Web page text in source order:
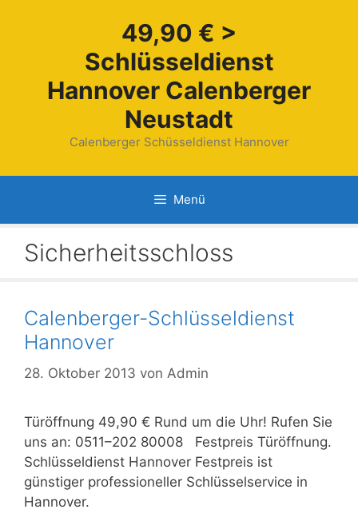
49,90 € >
Schlüsseldienst
Hannover Calenberger
Neustadt
Calenberger Schüsseldienst Hannover
Menü
Sicherheitsschloss
Calenberger-Schlüsseldienst
Hannover
28. Oktober 2013 von Admin
Türöffnung 49,90 € Rund um die Uhr! Rufen Sie
uns an: 0511–202 80008 Festpreis Türöffnung.
Schlüsseldienst Hannover Festpreis ist
günstiger professioneller Schlüsselservice in
Hannover.